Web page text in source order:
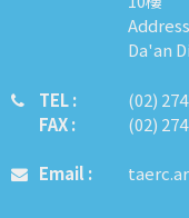
Da'an
TEL :
FAX :
​​​​(02)
(02)
Email :